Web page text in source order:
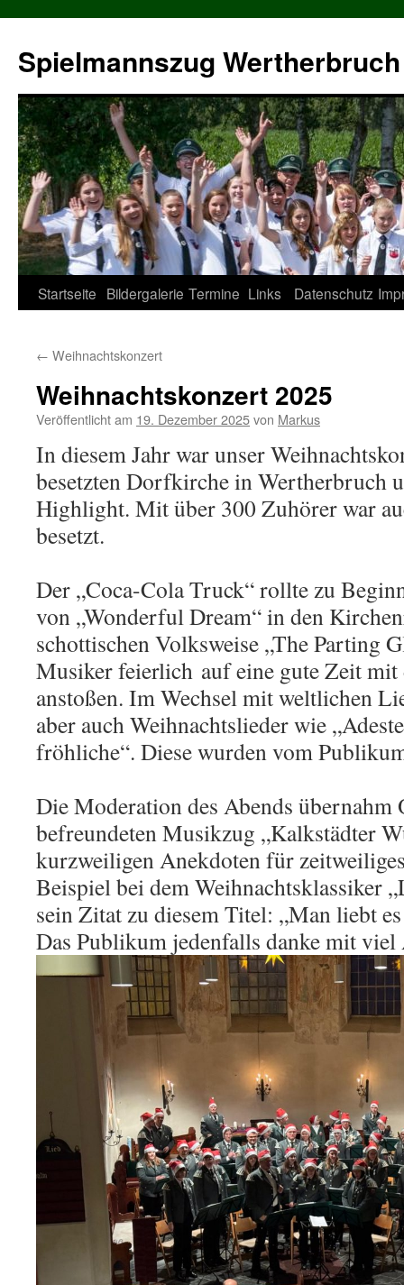
springen
Spielmannszug Wertherbruch
Startseite Bildergalerie Termine Links Datenschutz
← Weihnachtskonzert
Weihnachtskonzert 2025
Veröffentlicht am 19. Dezember 2025von Markus
In diesem Jahr war unser
besetzten Dorfkirche in Wertherbruch
Highlight. Mit über 300 Zuhörer war
besetzt.
Der „Coca-Cola Truck“ rollte zu
von „Wonderful Dream“ in den
schottischen Volksweise „The Parting
Musiker feierlich auf eine gute Zeitmit
anstoßen. Im Wechsel mit weltlichen
aber auch Weihnachtslieder wie
fröhliche“. Diese wurden vom
Die Moderation des Abends
befreundeten Musikzug „Kalkstädter
kurzweiligen Anekdoten für
Beispiel bei dem Weihnachtsklassiker
sein Zitat zu diesemTitel: „Man liebt
Das Publikum jedenfalls danke mit viel